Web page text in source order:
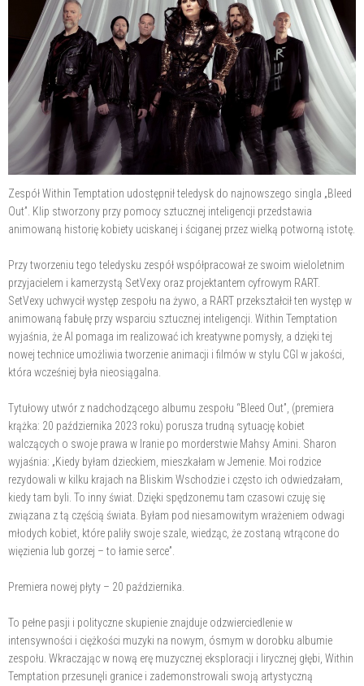
Zespół Within Temptation udostępnił teledysk do najnowszego singla „Bleed
Out”. Klip stworzony przy pomocy sztucznej inteligencji przedstawia
animowaną historię kobiety uciskanej i ściganej przez wielką potworną istotę.
Przy tworzeniu tego teledysku zespół współpracował ze swoim wieloletnim
przyjacielem i kamerzystą SetVexy oraz projektantem cyfrowym RART.
SetVexy uchwycił występ zespołu na żywo, a RART przekształcił ten występ w
animowaną fabułę przy wsparciu sztucznej inteligencji. Within Temptation
wyjaśnia, że AI pomaga im realizować ich kreatywne pomysły, a dzięki tej
nowej technice umożliwia tworzenie animacji i filmów w stylu CGI w jakości,
która wcześniej była nieosiągalna.
Tytułowy utwór z nadchodzącego albumu zespołu “Bleed Out”, (premiera
krążka: 20 października 2023 roku) porusza trudną sytuację kobiet
walczących o swoje prawa w Iranie po morderstwie Mahsy Amini. Sharon
wyjaśnia: „Kiedy byłam dzieckiem, mieszkałam w Jemenie. Moi rodzice
rezydowali w kilku krajach na Bliskim Wschodzie i często ich odwiedzałam,
kiedy tam byli. To inny świat. Dzięki spędzonemu tam czasowi czuję się
związana z tą częścią świata. Byłam pod niesamowitym wrażeniem odwagi
młodych kobiet, które paliły swoje szale, wiedząc, że zostaną wtrącone do
więzienia lub gorzej – to łamie serce”.
Premiera nowej płyty – 20 października.
To pełne pasji i polityczne skupienie znajduje odzwierciedlenie w
intensywności i ciężkości muzyki na nowym, ósmym w dorobku albumie
zespołu. Wkraczając w nową erę muzycznej eksploracji i lirycznej głębi, Within
Temptation przesunęli granice i zademonstrowali swoją artystyczną